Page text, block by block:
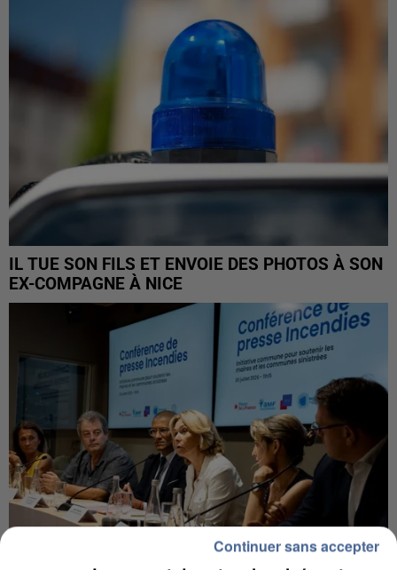
IL TUE SON FILS ET ENVOIE DES PHOTOS À SON
EX-COMPAGNE À NICE
Continuer sans accepter